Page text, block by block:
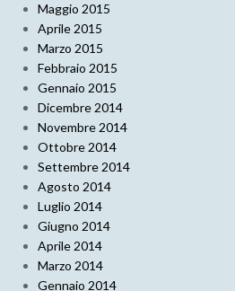
Maggio 2015
Aprile 2015
Marzo 2015
Febbraio 2015
Gennaio 2015
Dicembre 2014
Novembre 2014
Ottobre 2014
Settembre 2014
Agosto 2014
Luglio 2014
Giugno 2014
Aprile 2014
Marzo 2014
Gennaio 2014